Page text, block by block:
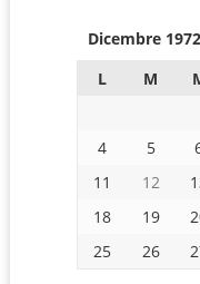
Dicembre 1972
L
M
4
5
11
12
18
19
25
26